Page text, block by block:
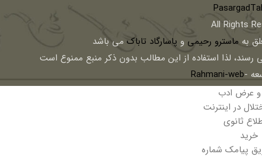
All Rights
به ماسترو رحیمی و پاسارگاد تاباک می باشد
لذا استفاده از این مطالب بدون ذکر منبع ممنوع است
-
Rahmani-web
و عرض ادب
در اینترنت
ثانوی
خرید
پیامک شماره